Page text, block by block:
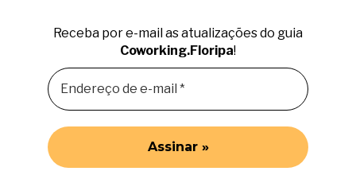
Receba por e-mail as atualizações do guia
Coworking.Floripa!